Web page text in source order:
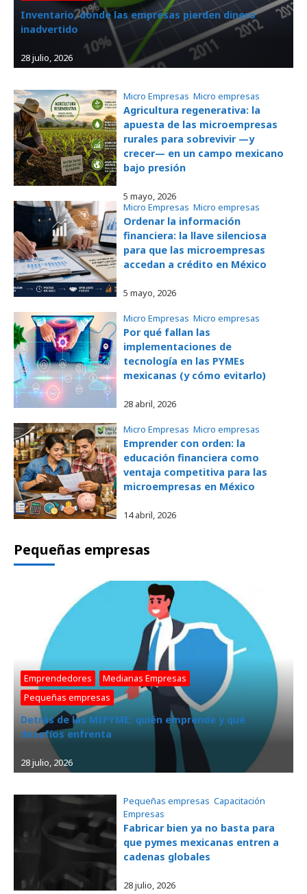
Inventario, donde las empresas pierden dinero
inadvertido
28 julio, 2026
Micro Empresas Micro empresas
Agricultura regenerativa: la
apuesta de las microempresas
rurales para sobrevivir —y
crecer— en un campo mexicano
bajo presión
5 mayo, 2026
Micro Empresas Micro empresas
Ordenar la información
financiera: la llave silenciosa
para que las microempresas
accedan a crédito en México
5 mayo, 2026
Micro Empresas Micro empresas
Por qué fallan las
implementaciones de
tecnología en las PYMEs
mexicanas (y cómo evitarlo)
28 abril, 2026
Micro Empresas Micro empresas
Emprender con orden: la
educación financiera como
ventaja competitiva para las
microempresas en México
14 abril, 2026
Pequeñas empresas
Emprendedores Medianas Empresas
Pequeñas empresas
Detrás de las MIPYME: quién emprende y qué
desafíos enfrenta
28 julio, 2026
Pequeñas empresas Capacitación
Empresas
Fabricar bien ya no basta para
que pymes mexicanas entren a
cadenas globales
28 julio, 2026